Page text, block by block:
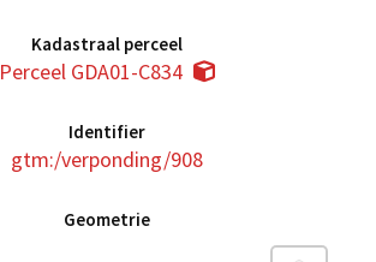
Kadastraal perceel
Perceel GDA01-C834
Identifier
gtm:/verponding/908
Geometrie